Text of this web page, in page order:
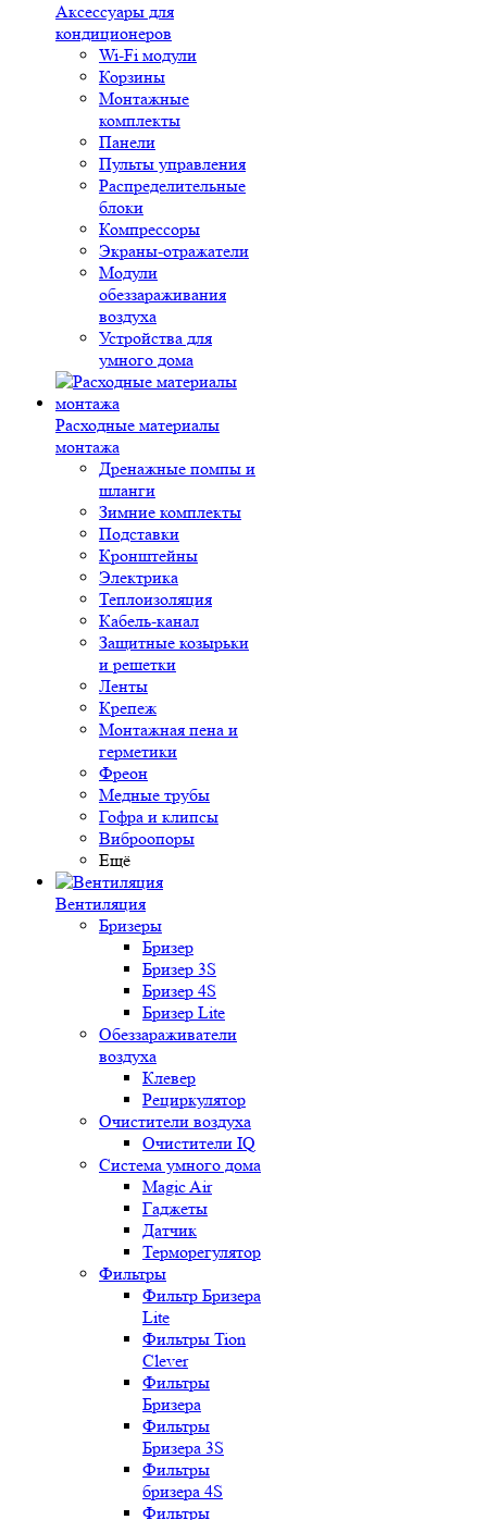
Аксессуары для
кондиционеров
Wi-Fi модули
Корзины
Монтажные
комплекты
Панели
Пульты управления
Распределительные
блоки
Компрессоры
Экраны-отражатели
Модули
обеззараживания
воздуха
Устройства для
умного дома
Расходные материалы
монтажа
Дренажные помпы и
шланги
Зимние комплекты
Подставки
Кронштейны
Электрика
Теплоизоляция
Кабель-канал
Защитные козырьки
и решетки
Ленты
Крепеж
Монтажная пена и
герметики
Фреон
Медные трубы
Гофра и клипсы
Виброопоры
Ещё
Вентиляция
Бризеры
Бризер
Бризер 3S
Бризер 4S
Бризер Lite
Обеззараживатели
воздуха
Клевер
Рециркулятор
Очистители воздуха
Очистители IQ
Система умного дома
Magic Air
Гаджеты
Датчик
Терморегулятор
Фильтры
Фильтр Бризера
Lite
Фильтры Tion
Clever
Фильтры
Бризера
Фильтры
Бризера 3S
Фильтры
бризера 4S
Фильтры